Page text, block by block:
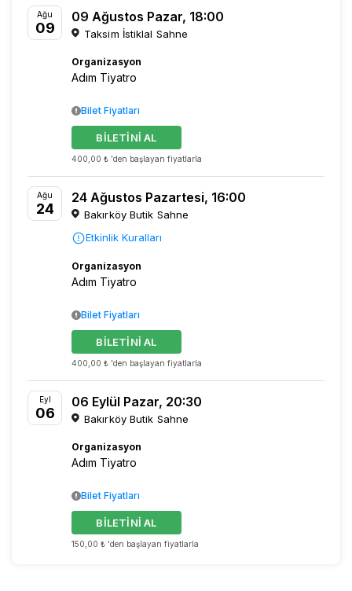
Ağu
09
09 Ağustos Pazar, 18:00
Taksim İstiklal Sahne
Organizasyon
Adım Tiyatro
400,00 ₺ 'den başlayan fiyatlarla
BİLETİNİ AL
Bilet Fiyatları
Ağu
24
24 Ağustos Pazartesi, 16:00
Bakırköy Butik Sahne
Etkinlik Kuralları
Organizasyon
Adım Tiyatro
400,00 ₺ 'den başlayan fiyatlarla
BİLETİNİ AL
Bilet Fiyatları
Eyl
06
06 Eylül Pazar, 20:30
Bakırköy Butik Sahne
Organizasyon
Adım Tiyatro
150,00 ₺ 'den başlayan fiyatlarla
BİLETİNİ AL
Bilet Fiyatları